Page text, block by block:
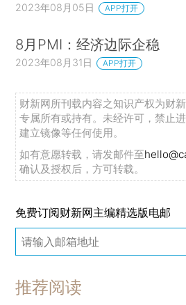
2023年08月05日 APP打开
8月PMI：经济边际企稳
2023年08月31日 APP打开
财新网所刊载内容之知识产权为财
专属所有或持有。未经许可，禁止
建立镜像等任何使用。
如有意愿转载，请发邮件至
确认及授权后，方可转载。
免费订阅财新网主编精选版电邮
推荐阅读